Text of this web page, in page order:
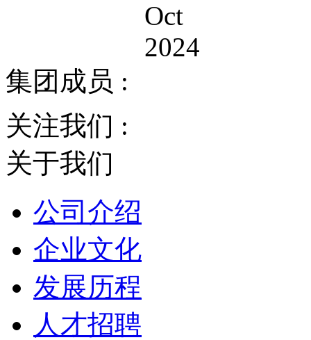
Oct
2024
集团成员 :
关注我们 :
关于我们
公司介绍
企业文化
发展历程
人才招聘